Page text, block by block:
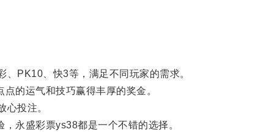
PK10、快3等，满足不同玩家的需求。
的运气和技巧赢得丰厚的奖金。
投注。
永盛彩票ys38都是一个不错的选择。